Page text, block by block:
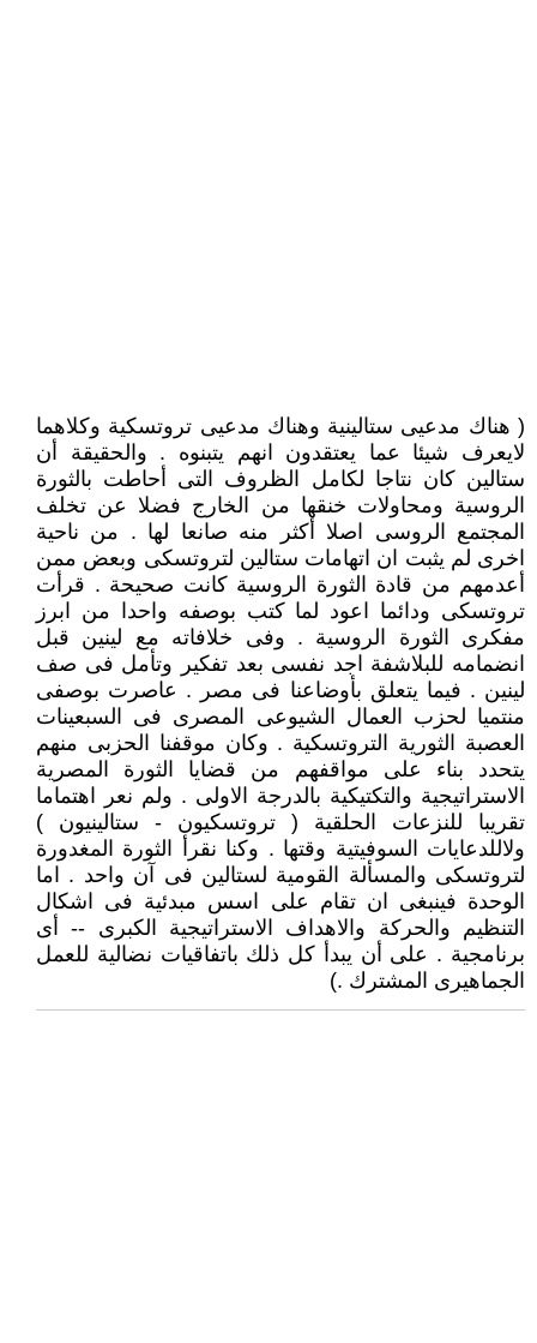
( هناك مدعيى ستالينية وهناك مدعيى تروتسكية وكلاهما
لايعرف شيئا عما يعتقدون انهم يتبنوه . والحقيقة أن
ستالين كان نتاجا لكامل الظروف التى أحاطت بالثورة
الروسية ومحاولات خنقها من الخارج فضلا عن تخلف
المجتمع الروسى اصلا أكثر منه صانعا لها . من ناحية
اخرى لم يثبت ان اتهامات ستالين لتروتسكى وبعض ممن
أعدمهم من قادة الثورة الروسية كانت صحيحة . قرأت
تروتسكى ودائما اعود لما كتب بوصفه واحدا من ابرز
مفكرى الثورة الروسية . وفى خلافاته مع لينين قبل
انضمامه للبلاشفة اجد نفسى بعد تفكير وتأمل فى صف
لينين . فيما يتعلق بأوضاعنا فى مصر . عاصرت بوصفى
منتميا لحزب العمال الشيوعى المصرى فى السبعينات
العصبة الثورية التروتسكية . وكان موقفنا الحزبى منهم
يتحدد بناء على مواقفهم من قضايا الثورة المصرية
الاستراتيجية والتكتيكية بالدرجة الاولى . ولم نعر اهتماما
تقريبا للنزعات الحلقية ( تروتسكيون - ستالينيون )
ولاللدعايات السوفيتية وقتها . وكنا نقرأ الثورة المغدورة
لتروتسكى والمسألة القومية لستالين فى آن واحد . اما
الوحدة فينبغى ان تقام على اسس مبدئية فى اشكال
التنظيم والحركة والاهداف الاستراتيجية الكبرى -- أى
برنامجية . على أن يبدأ كل ذلك باتفاقيات نضالية للعمل
الجماهيرى المشترك .)